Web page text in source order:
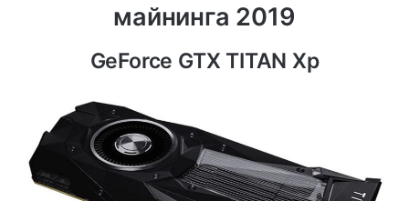
майнинга 2019
GeForce GTX TITAN Xp